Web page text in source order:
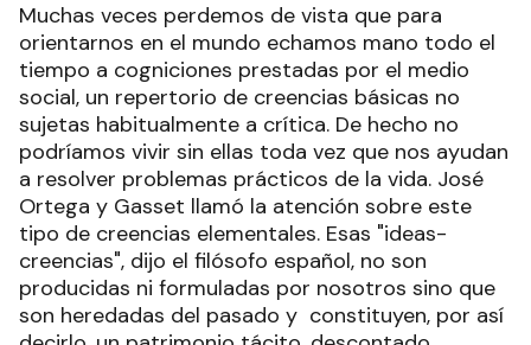
Muchas veces perdemos de vista que para
orientarnos en el mundo echamos mano todo el
tiempo a cogniciones prestadas por el medio
social, un repertorio de creencias básicas no
sujetas habitualmente a crítica. De hecho no
podríamos vivir sin ellas toda vez que nos ayudan
a resolver problemas prácticos de la vida. José
Ortega y Gasset llamó la atención sobre este
tipo de creencias elementales. Esas "ideas-
creencias", dijo el filósofo español, no son
producidas ni formuladas por nosotros sino que
son heredadas del pasado y constituyen, por así